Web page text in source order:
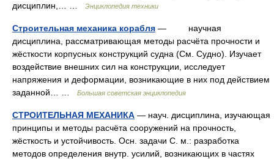
дисциплин,… …
Энциклопедия техники
Строительная механика корабля — научная
дисциплина, рассматривающая методы расчёта прочности и
жёсткости корпусных конструкций судна (См. Судно). Изучает
воздействие внешних сил на конструкции, исследует
напряжения и деформации, возникающие в них под действием
заданной… …
Большая советская энциклопедия
СТРОИТЕЛЬНАЯ МЕХАНИКА — науч. дисциплина, изучающая
принципы и методы расчёта сооружений на прочность,
жёсткость и устойчивость. Осн. задачи С. м.: разработка
методов определения внутр. усилий, возникающих в частях